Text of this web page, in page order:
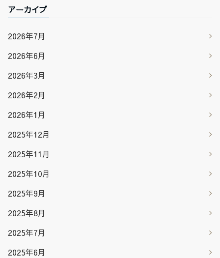
アーカイブ
2026年7月
2026年6月
2026年3月
2026年2月
2026年1月
2025年12月
2025年11月
2025年10月
2025年9月
2025年8月
2025年7月
2025年6月